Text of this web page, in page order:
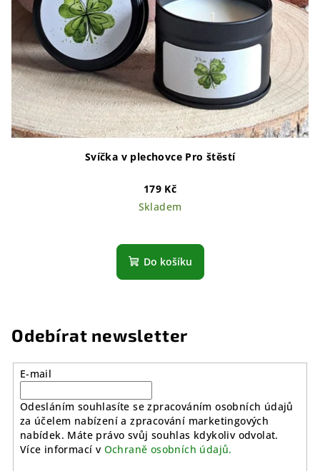
Svíčka v plechovce Pro štěstí
179 Kč
Skladem
Do košíku
Odebírat newsletter
E-mail
Odesláním souhlasíte se zpracováním osobních údajů
za účelem nabízení a zpracování marketingových
nabídek. Máte právo svůj souhlas kdykoliv odvolat.
Více informací v Ochraně osobních údajů.